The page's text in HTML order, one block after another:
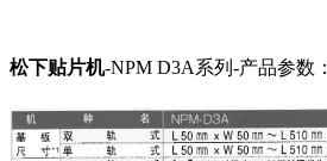
松下贴片机-NPM D3A系列-产品参数：